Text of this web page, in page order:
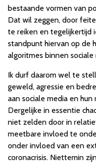
bestaande vormen van
Dat wil zeggen, door
te reiken en tegelijkertijd
standpunt hiervan op de
algoritmes binnen sociale
Ik durf daarom wel te
geweld, agressie en
aan sociale media en
Dergelijke in essentie
niet zelden door in
meetbare invloed te
onder invloed van een
coronacrisis. Niettemin